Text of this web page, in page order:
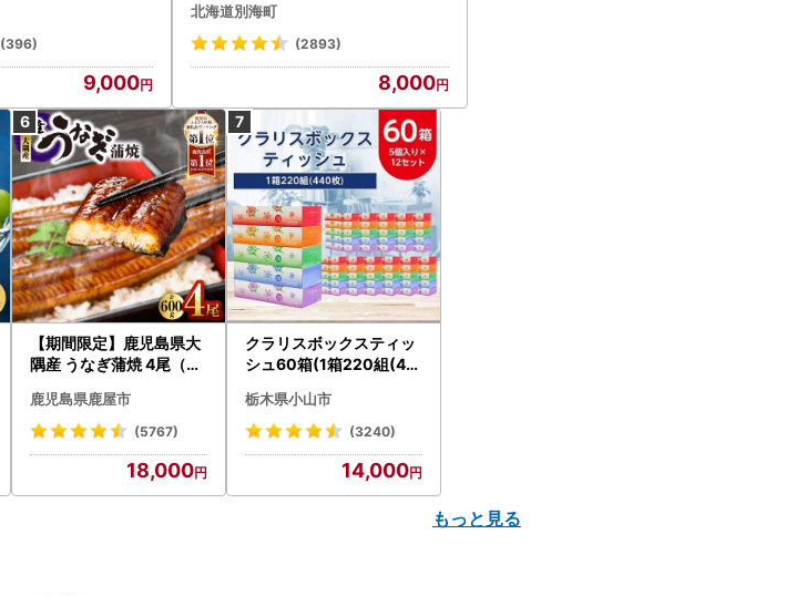
(396)
9,000
北海道別海町
(2893)
8,000
【期間限定】鹿児島県大
隅産 うなぎ蒲焼 4尾（60
cp18 うなぎ 鰻 魚 惣菜 総
菜
鹿児島県鹿屋市
(5767)
18,000
クラリスボックスティッ
シュ60箱(1箱220組(44
ト)【配送不可地域：離島
・沖縄県】【1256759】
栃木県小山市
(3240)
14,000
もっと見る